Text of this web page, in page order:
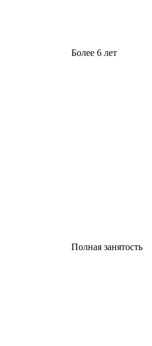
Более 6 лет
Полная занятость